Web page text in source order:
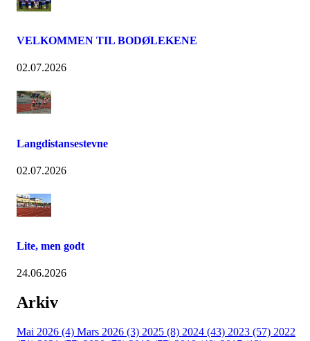
VELKOMMEN TIL BODØLEKENE
02.07.2026
Langdistansestevne
02.07.2026
Lite, men godt
24.06.2026
Arkiv
Mai 2026 (4) Mars 2026 (3) 2025 (8) 2024 (43) 2023 (57) 2022